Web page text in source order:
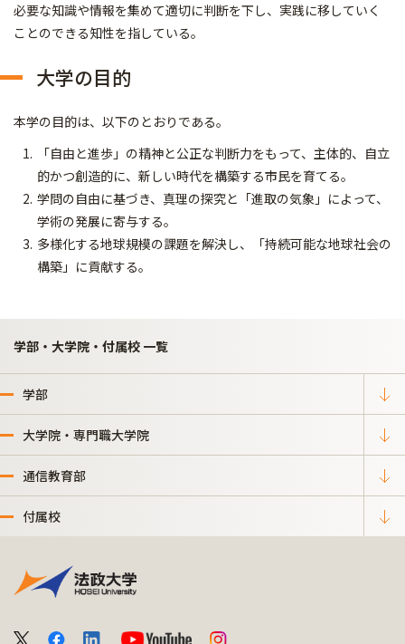
必要な知識や情報を集めて適切に判断を下し、実践に移していく
ことのできる知性を指している。
大学の目的
本学の目的は、以下のとおりである。
「自由と進歩」の精神と公正な判断力をもって、主体的、自立
的かつ創造的に、新しい時代を構築する市民を育てる。
学問の自由に基づき、真理の探究と「進取の気象」によって、
学術の発展に寄与する。
多様化する地球規模の課題を解決し、「持続可能な地球社会の
構築」に貢献する。
学部・大学院・付属校 一覧
学部
大学院・専門職大学院
通信教育部
付属校